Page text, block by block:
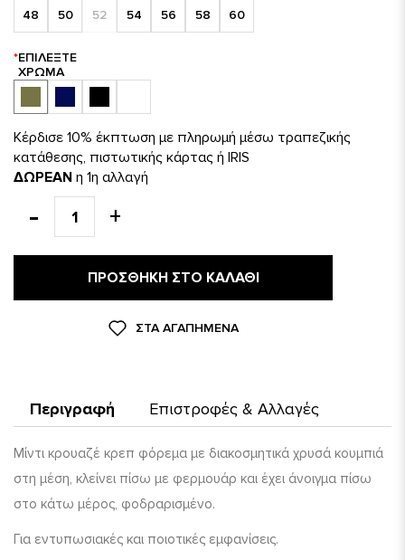
48
50 52 54 56 58 60
ΕΠΙΛΈΞΤΕ
ΧΡΏΜΑ
Κέρδισε 10% έκπτωση με πληρωμή μέσω τραπεζικής
κατάθεσης, πιστωτικής κάρτας ή IRIS
ΔΩΡΕΑΝ η 1η αλλαγή
ΠΡΟΣΘΉΚΗ ΣΤΟ ΚΑΛΆΘΙ
ΣΤΑ ΑΓΑΠΗΜΈΝΑ
Περιγραφή Επιστροφές & Αλλαγές
Μίντι κρουαζέ κρεπ φόρεμα με διακοσμητικά χρυσά κουμπιά
στη μέση, κλείνει πίσω με φερμουάρ και έχει άνοιγμα πίσω
στο κάτω μέρος, φοδραρισμένο.
Για εντυπωσιακές και ποιοτικές εμφανίσεις.